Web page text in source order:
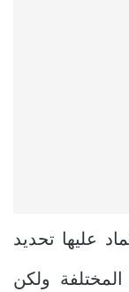
عليها تحديد
ولكن